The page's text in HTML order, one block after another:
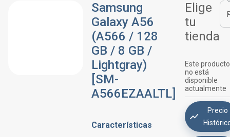
Samsung
Galaxy A56
(A566 / 128
GB / 8 GB /
Lightgray)
[SM-
A566EZAALTL]
Características
Elige
tu
tienda
Este producto
no está
disponible
actualmente
Precio